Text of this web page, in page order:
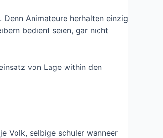
Animateure herhalten einzig
bedient seien, gar nicht
von Lage within den
Volk, selbige schuler wanneer